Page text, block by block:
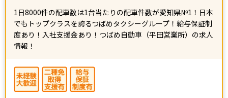
1日8000件の配車数は1台当たりの配車件数が愛知県№1！日本
でもトップクラスを誇るつばめタクシーグループ！給与保証制
度あり！入社支援金あり！つばめ自動車（平田営業所）の求人
情報！